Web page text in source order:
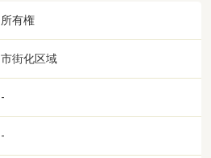
所有権
市街化区域
-
-